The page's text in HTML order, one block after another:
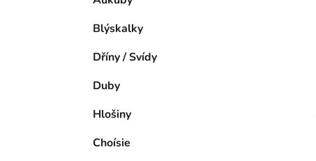
Blýskalky
Dříny / Svídy
Duby
Hlošiny
Choísie